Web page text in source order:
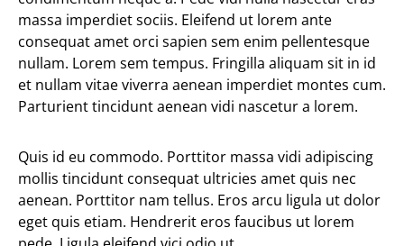
massa imperdiet sociis. Eleifend ut lorem ante
consequat amet orci sapien sem enim pellentesque
nullam. Lorem sem tempus. Fringilla aliquam sit in id
et nullam vitae viverra aenean imperdiet montes cum.
Parturient tincidunt aenean vidi nascetur a lorem.
Quis id eu commodo. Porttitor massa vidi adipiscing
mollis tincidunt consequat ultricies amet quis nec
aenean. Porttitor nam tellus. Eros arcu ligula ut dolor
eget quis etiam. Hendrerit eros faucibus ut lorem